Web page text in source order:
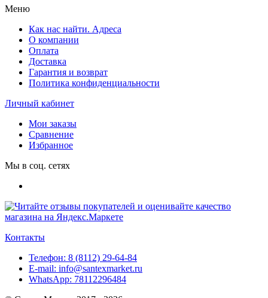
Меню
Как нас найти. Адреса
О компании
Оплата
Доставка
Гарантия и возврат
Политика конфиденциальности
Личный кабинет
Мои заказы
Сравнение
Избранное
Мы в соц. сетях
Контакты
Телефон: 8 (8112) 29-64-84
E-mail: info@santexmarket.ru
WhatsApp: 78112296484